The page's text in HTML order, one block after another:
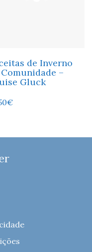
de Inverno
–
Gluck
€